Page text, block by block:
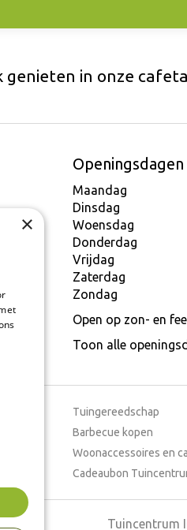
genieten in onze
Openingsdagen
Maandag
Dinsdag
Woensdag
Donderdag
Vrijdag
Zaterdag
Zondag
Open op zon- en
Toon alle
Tuingereedschap
Barbecue kopen
Woonaccessoires en
Cadeaubon
Tuincentrum
×